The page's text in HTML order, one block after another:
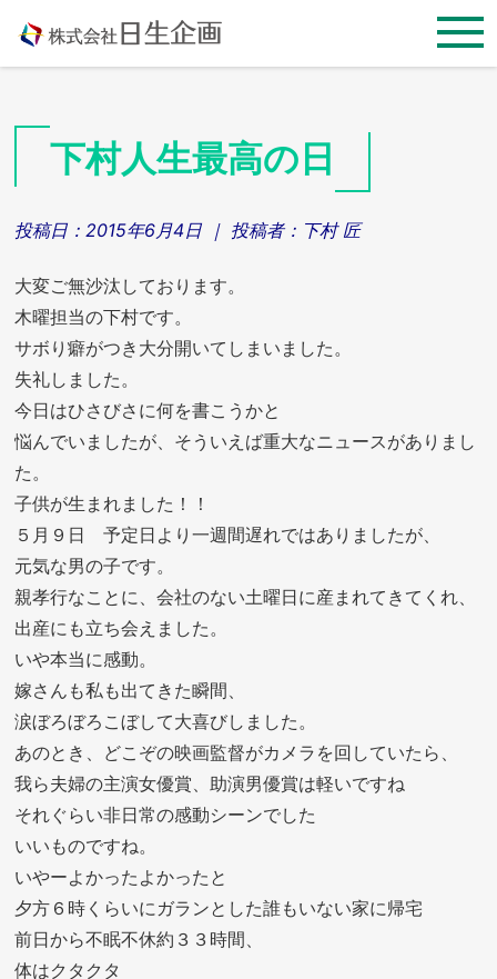
content
下村人生最高の日
投稿日： 2015年6月4日 ｜ 投稿者： 下村 匠
大変ご無沙汰しております。
木曜担当の下村です。
サボり癖がつき大分開いてしまいました。
失礼しました。
今日はひさびさに何を書こうかと
悩んでいましたが、そういえば重大なニュースがありまし
た。
子供が生まれました！！
５月９日 予定日より一週間遅れではありましたが、
元気な男の子です。
親孝行なことに、会社のない土曜日に産まれてきてくれ、
出産にも立ち会えました。
いや本当に感動。
嫁さんも私も出てきた瞬間、
涙ぼろぼろこぼして大喜びしました。
あのとき、どこぞの映画監督がカメラを回していたら、
我ら夫婦の主演女優賞、助演男優賞は軽いですね
それぐらい非日常の感動シーンでした
いいものですね。
いやーよかったよかったと
夕方６時くらいにガランとした誰もいない家に帰宅
前日から不眠不休約３３時間、
体はクタクタ